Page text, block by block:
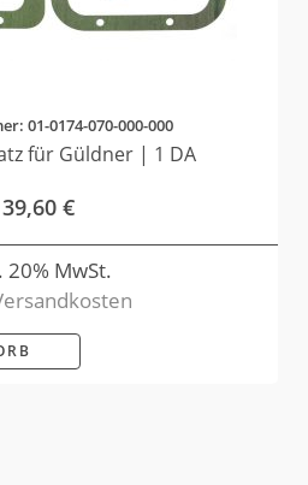
01-0174-070-000-000
für Güldner | 1 DA
39,60 €
20% MwSt.